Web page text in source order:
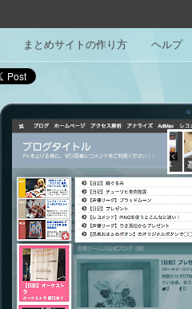
ヘルプ
まとめサイトの作り方